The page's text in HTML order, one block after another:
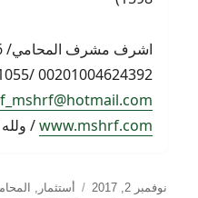
00201004624392 /00201224321055 /
www.mshrf.com
/
نُشرت
نوفمبر 2, 2017 التصنيفات
أستثمار ,